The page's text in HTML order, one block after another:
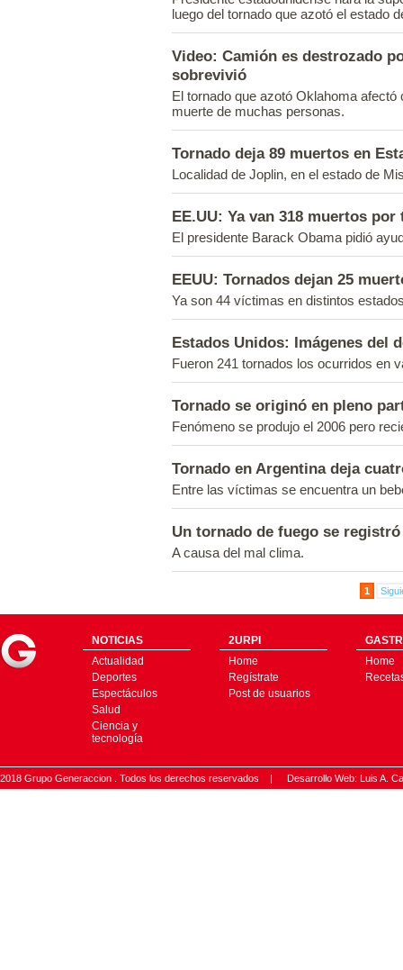
luego del tornado que azotó el estado
Video: Camión es destrozado
sobrevivió
El tornado que azotó Oklahoma
muerte de muchas personas.
Tornado deja 89 muertos en
Localidad de Joplin, en el estado de
EE.UU: Ya van 318 muertos
El presidente Barack Obama pidió
EEUU: Tornados dejan 25
Ya son 44 víctimas en distintos
Estados Unidos: Imágenes del
Fueron 241 tornados los ocurridos en
Tornado se originó en pleno
Fenómeno se produjo el 2006 pero
Tornado en Argentina deja
Entre las víctimas se encuentra un
Un tornado de fuego se
A causa del mal clima.
1
NOTICIAS
Actualidad
Deportes
Espectáculos
Salud
Ciencia y
tecnología
2URPI
Home
Regístrate
Post de usuarios
Home
2018 Grupo Generaccion . Todos los derechos reservados | Desarrollo Web: Luis